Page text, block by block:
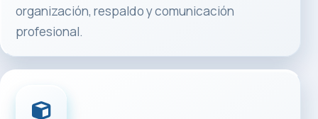
organización, respaldo y comunicación
profesional.